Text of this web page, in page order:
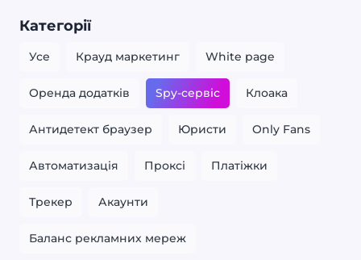
Категорії
Усе Крауд маркетинг White page
Оренда додатків Spy-сервіс Клоака
Антидетект браузер Юристи Only Fans
Автоматизація Проксі Платіжки
Трекер Акаунти
Баланс рекламних мереж